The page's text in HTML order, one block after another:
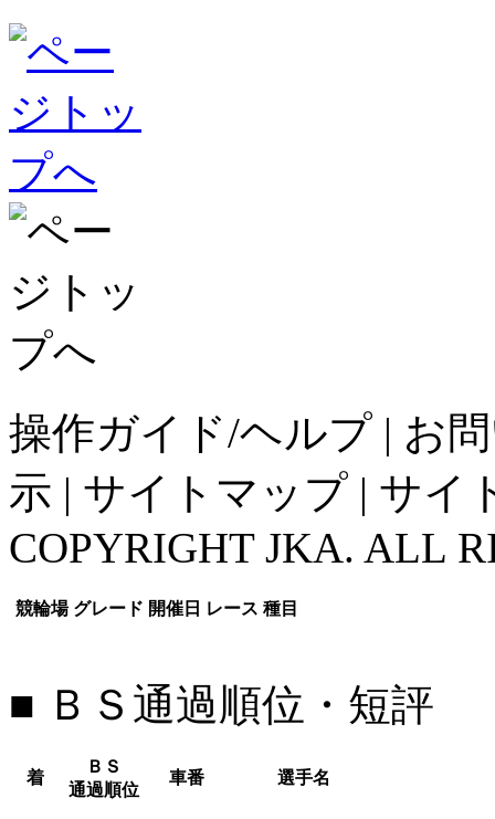
操作ガイド/ヘルプ | お
示 | サイトマップ | サイ
COPYRIGHT JKA. ALL
競輪場 グレード 開催日 レース 種目
■ ＢＳ通過順位・短評
着
ＢＳ
通過順位
車番 選手名